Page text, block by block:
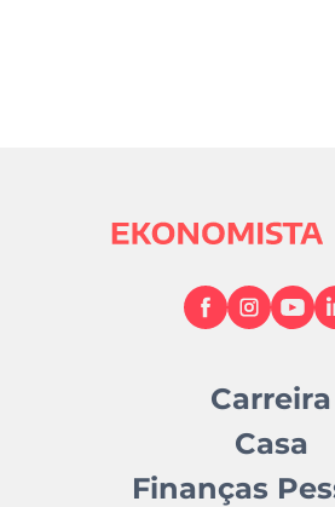
Carreira
Casa
Finanças